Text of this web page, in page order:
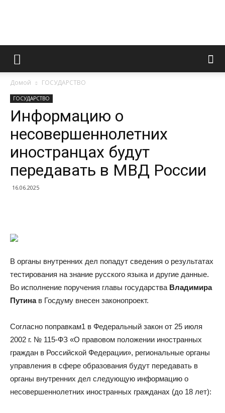
Информационно
портал
Домой ГОСУДАРСТВО
ГОСУДАРСТВО
Информацию о
несовершеннолетних
иностранцах будут
передавать в МВД России
16.06.2025
В органы внутренних дел попадут сведения о результатах
тестирования на знание русского языка и другие данные.
Во исполнение поручения главы государства Владимира
Путинав Госдуму внесен законопроект.
Согласно поправкам1 в Федеральный закон от 25 июля
2002 г. № 115-ФЗ «О правовом положении иностранных
граждан в Российской Федерации», региональные органы
управления в сфере образования будут передавать в
органы внутренних дел следующую информацию о
несовершеннолетних иностранных гражданах (до 18 лет):